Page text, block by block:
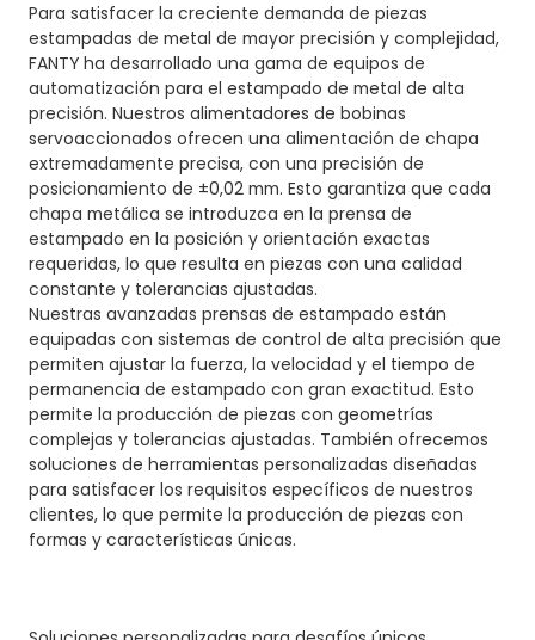
Para satisfacer la creciente demanda de piezas
estampadas de metal de mayor precisión y complejidad,
FANTY ha desarrollado una gama de equipos de
automatización para el estampado de metal de alta
precisión. Nuestros alimentadores de bobinas
servoaccionados ofrecen una alimentación de chapa
extremadamente precisa, con una precisión de
posicionamiento de ±0,02 mm. Esto garantiza que cada
chapa metálica se introduzca en la prensa de
estampado en la posición y orientación exactas
requeridas, lo que resulta en piezas con una calidad
constante y tolerancias ajustadas.
Nuestras avanzadas prensas de estampado están
equipadas con sistemas de control de alta precisión que
permiten ajustar la fuerza, la velocidad y el tiempo de
permanencia de estampado con gran exactitud. Esto
permite la producción de piezas con geometrías
complejas y tolerancias ajustadas. También ofrecemos
soluciones de herramientas personalizadas diseñadas
para satisfacer los requisitos específicos de nuestros
clientes, lo que permite la producción de piezas con
formas y características únicas.